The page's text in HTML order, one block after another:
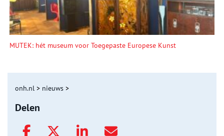
MUTEK: hét museum voor Toegepaste Europese Kunst
onh.nl > nieuws >
Delen